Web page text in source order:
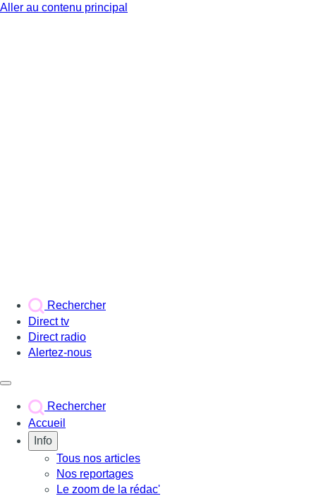
Aller au contenu principal
Rechercher
Direct tv
Direct radio
Alertez-nous
Rechercher
Accueil
Info
Tous nos articles
Nos reportages
Le zoom de la rédac'